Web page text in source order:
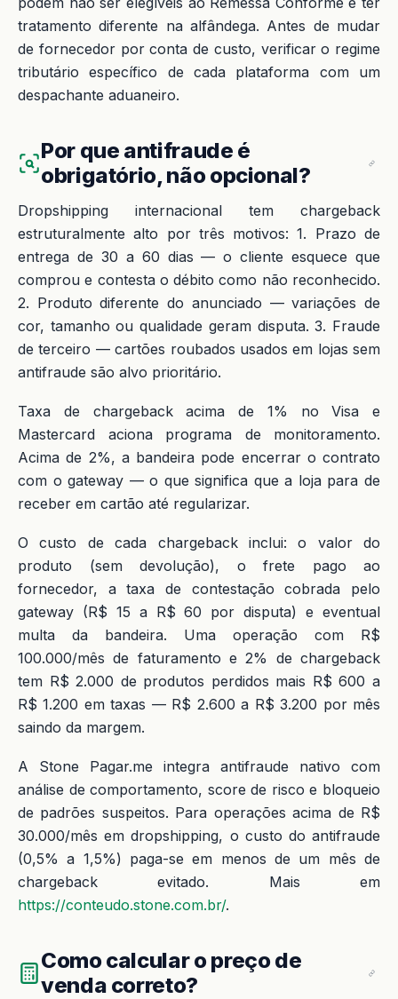
tratamento diferente na alfândega. Antes de mudar
de fornecedor por conta de custo, verificar o regime
tributário específico de cada plataforma com um
despachante aduaneiro.
Por que antifraude é
obrigatório, não opcional?
Dropshipping internacional tem chargeback
estruturalmente alto por três motivos: 1. Prazo de
entrega de 30 a 60 dias — o cliente esquece que
comprou e contesta o débito como não reconhecido.
2. Produto diferente do anunciado — variações de
cor, tamanho ou qualidade geram disputa. 3. Fraude
de terceiro — cartões roubados usados em lojas sem
antifraude são alvo prioritário.
Taxa de chargeback acima de 1% no Visa e
Mastercard aciona programa de monitoramento.
Acima de 2%, a bandeira pode encerrar o contrato
com o gateway — o que significa que a loja para de
receber em cartão até regularizar.
O custo de cada chargeback inclui: o valor do
produto (sem devolução), o frete pago ao
fornecedor, a taxa de contestação cobrada pelo
gateway (R$ 15 a R$ 60 por disputa) e eventual
multa da bandeira. Uma operação com R$
100.000/mês de faturamento e 2% de chargeback
tem R$ 2.000 de produtos perdidos mais R$ 600 a
R$ 1.200 em taxas — R$ 2.600 a R$ 3.200 por mês
saindo da margem.
A Stone Pagar.me integra antifraude nativo com
análise de comportamento, score de risco e bloqueio
de padrões suspeitos. Para operações acima de R$
30.000/mês em dropshipping, o custo do antifraude
(0,5% a 1,5%) paga-se em menos de um mês de
chargeback evitado. Mais em
https://conteudo.stone.com.br/.
Como calcular o preço de
venda correto?